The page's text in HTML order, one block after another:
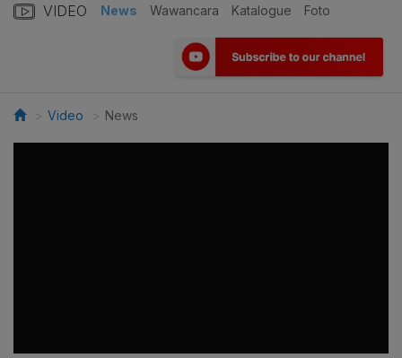
VIDEO News Wawancara Katalogue Foto
Video News